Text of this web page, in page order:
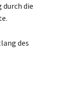
die
des